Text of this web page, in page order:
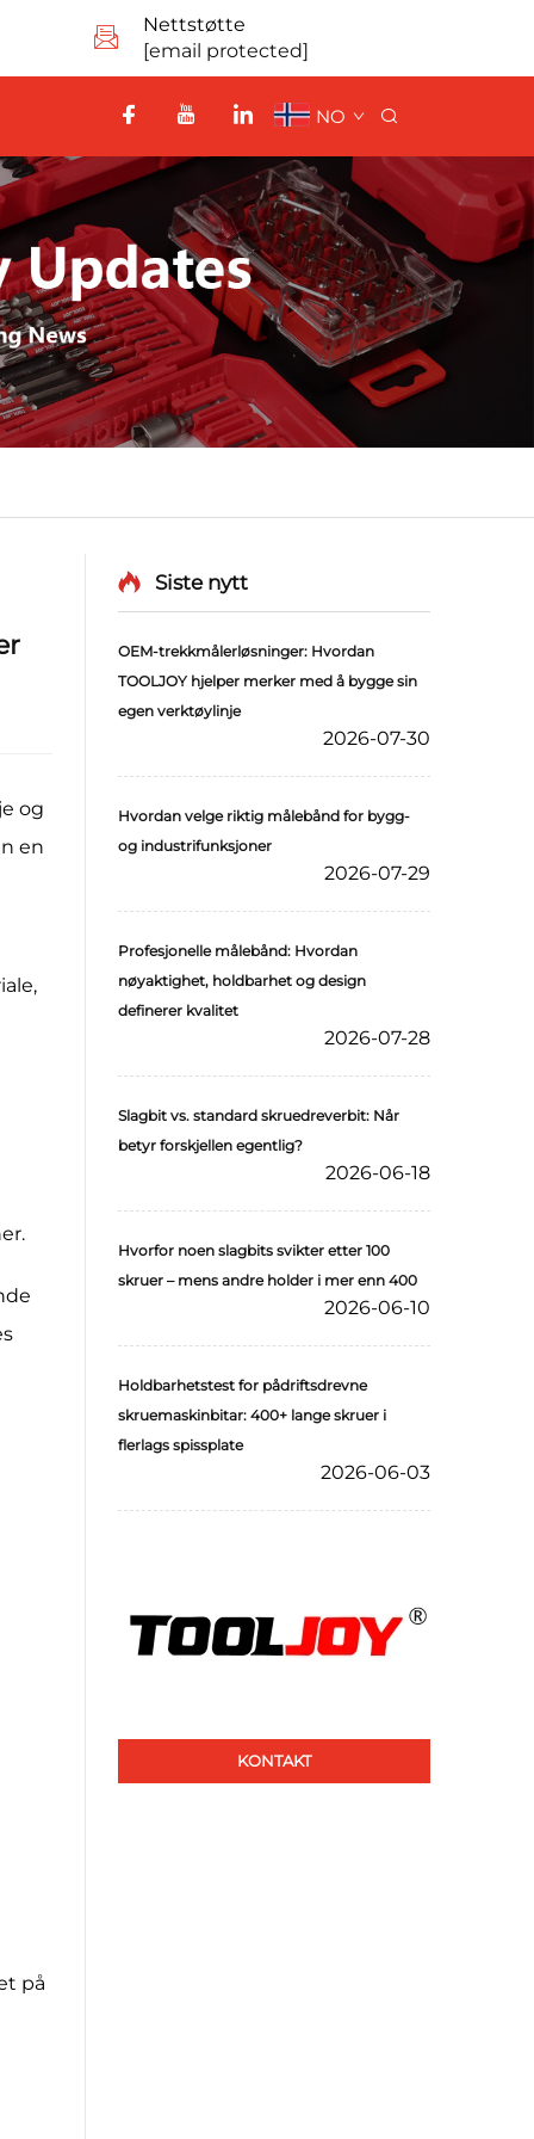
Nettstøtte
[email protected]
NO
og
en
på
Siste nytt
OEM-trekkmålerløsninger: Hvordan
TOOLJOY hjelper merker med å bygge sin
egen verktøylinje
2026-07-30
Hvordan velge riktig målebånd for bygg-
og industrifunksjoner
2026-07-29
Profesjonelle målebånd: Hvordan
nøyaktighet, holdbarhet og design
definerer kvalitet
2026-07-28
Slagbit vs. standard skruedreverbit: Når
betyr forskjellen egentlig?
2026-06-18
Hvorfor noen slagbits svikter etter 100
skruer – mens andre holder i mer enn 400
2026-06-10
Holdbarhetstest for pådriftsdrevne
skruemaskinbitar: 400+ lange skruer i
flerlags spissplate
2026-06-03
KONTAKT